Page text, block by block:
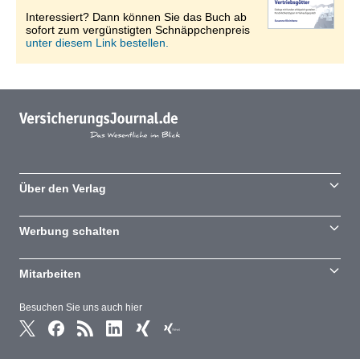
Interessiert? Dann können Sie das Buch ab
sofort zum vergünstigten Schnäppchenpreis
unter diesem Link bestellen.
Besuchen Sie uns auch hier
Über den Verlag
Werbung schalten
Mitarbeiten